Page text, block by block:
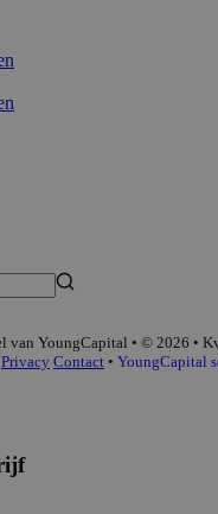
van YoungCapital • © 2026 •
Privacy Contact • YoungCapital